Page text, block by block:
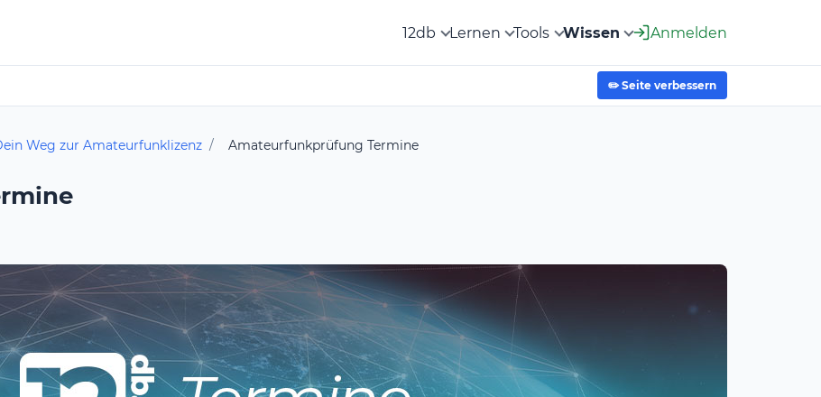
12db Lernen Tools Wissen Anmelden
✏️ Seite verbessern
Weg zur Amateurfunklizenz / Amateurfunkprüfung Termine